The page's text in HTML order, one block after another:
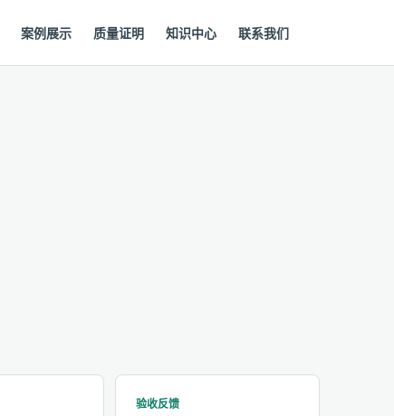
案例展示 质量证明 知识中心 联系我们
验收反馈